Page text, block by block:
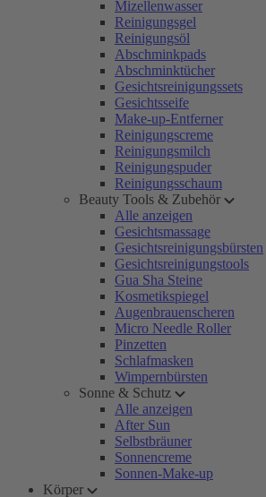
Mizellenwasser
Reinigungsgel
Reinigungsöl
Abschminkpads
Abschminktücher
Gesichtsreinigungssets
Gesichtsseife
Make-up-Entferner
Reinigungscreme
Reinigungsmilch
Reinigungspuder
Reinigungsschaum
Beauty Tools & Zubehör
Alle anzeigen
Gesichtsmassage
Gesichtsreinigungsbürsten
Gesichtsreinigungstools
Gua Sha Steine
Kosmetikspiegel
Augenbrauenscheren
Micro Needle Roller
Pinzetten
Schlafmasken
Wimpernbürsten
Sonne & Schutz
Alle anzeigen
After Sun
Selbstbräuner
Sonnencreme
Sonnen-Make-up
Körper